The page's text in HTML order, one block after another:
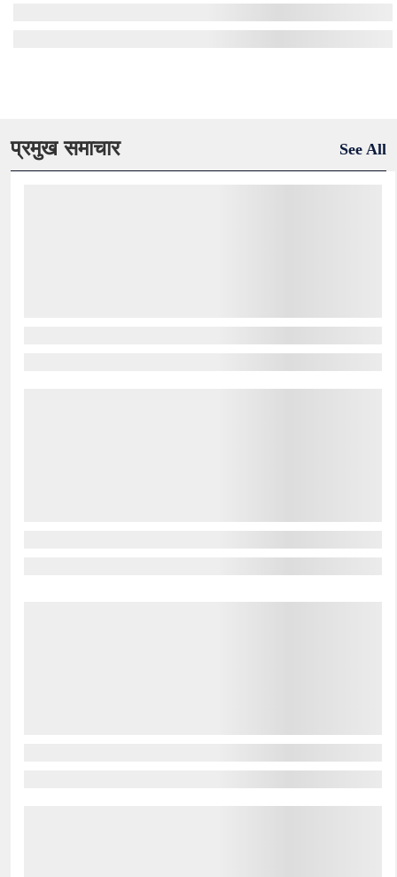
प्रमुख समाचार See All